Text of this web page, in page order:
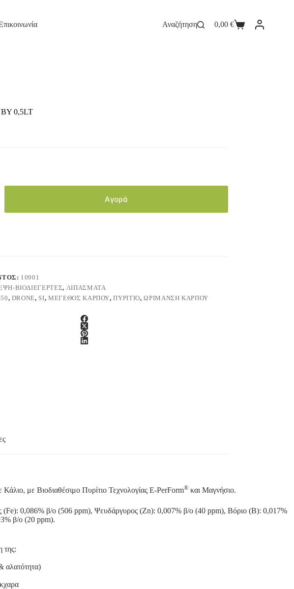
Αναζήτηση 0,00 €
0,5LT
Αγορά
10901
ΒΙΟΔΙΕΓΕΡΤΕΣ, ΛΙΠΑΣΜΑΤΑ
, DRONE, SI, ΜΈΓΕΘΟΣ ΚΑΡΠΟΎ,ΠΥΡΊΤΙΟ,ΩΡΊΜΑΝΣΗ ΚΑΡΠΟΎ
με Βιοδιαθέσιμο Πυρίτιο Τεχνολογίας E-PerForm® και Μαγνήσιο.
(Fe): 0,086% β/ο (506 ppm), Ψευδάργυρος (Zn): 0,007% β/ο (40 ppm), Βόριο (B): 0,017%
β/ο (20 ppm).
της:
αλατότητα)